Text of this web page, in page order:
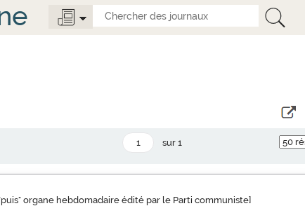
sur 1
organe hebdomadaire édité par le Parti communiste]